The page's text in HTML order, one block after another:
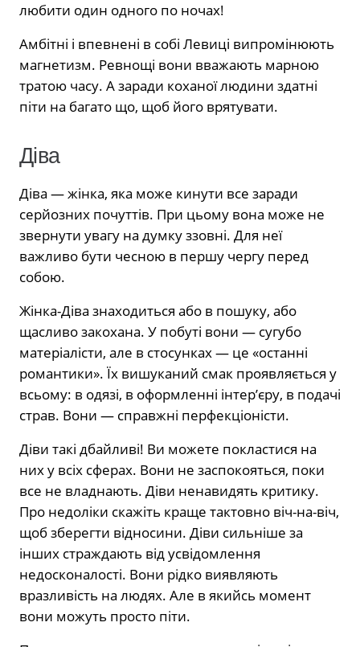
любити один одного по ночах!
Амбітні і впевнені в собі Левиці випромінюють
магнетизм. Ревнощі вони вважають марною
тратою часу. А заради коханої людини здатні
піти на багато що, щоб його врятувати.
Діва
Діва — жінка, яка може кинути все заради
серйозних почуттів. При цьому вона може не
звернути увагу на думку ззовні. Для неї
важливо бути чесною в першу чергу перед
собою.
Жінка-Діва знаходиться або в пошуку, або
щасливо закохана. У побуті вони — сугубо
матеріалісти, але в стосунках — це «останні
романтики». Їх вишуканий смак проявляється у
всьому: в одязі, в оформленні інтер’єру, в подачі
страв. Вони — справжні перфекціоністи.
Діви такі дбайливі! Ви можете покластися на
них у всіх сферах. Вони не заспокояться, поки
все не владнають. Діви ненавидять критику.
Про недоліки скажіть краще тактовно віч-на-віч,
щоб зберегти відносини. Діви сильніше за
інших страждають від усвідомлення
недосконалості. Вони рідко виявляють
вразливість на людях. Але в якийсь момент
вони можуть просто піти.